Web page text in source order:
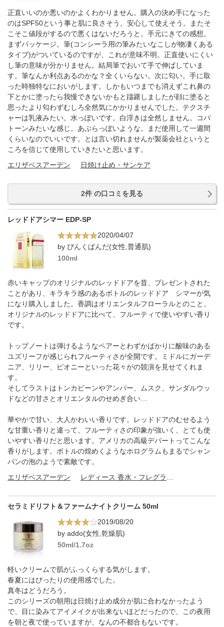
正直いいのか悪いのかよくわかりません。購入の決め手になった
のはSPF50という事と肌に良さそう。安心して使えそう。またそ
こそこ値段がするので悪くはないだろうと。手元にきての感想。
まずパッケージ。筆(コンシーラ用の筆みたいなこしが物凄くある
タイプ)がついているのですが、これが意味不明。正直使いにくい
し筆の意味が分かりません。結局筆でおいて手で伸ばしていま
す。筆なんか利点あるのかな？全くいらない。次に匂い。手に取
った時独特なにおいがします。しかもいつまでも消えずこれ鼻の
下とかに塗ったら我慢できないかもと躊躇しましたが顔に塗ると
思ったより匂わずむしろ全然気にかかりませんでした。テクスチ
ャーは乳液みたい。水っぽいです。白浮きは全然しません。コパ
トーンみたいな感じ。あぶらっぽいような。まだ使用して一週間
くらいなのでいいです。とは言い切れませんが製薬会社というと
ころを信じて使用していきたいと思います。
エリザベスアーデン
日焼け止め・サンケア
2件 の口コミを見る
レッドドアシマー EDP-SP
2020/04/07
by ぴんくぱんだ(女性,普通肌)
100ml
赤いキャップのオリジナルのレッドドアを昔、プレゼントされた
ことがあり、キラキラ感のあるボトルのレッドドア シマーが気
になり購入しました。香調はオリエンタルフローラルとのこと。
オリジナルのレッドドアに比べて、フルーティで使いやすい香り
です。
トップノートは弾けるようなペアーとわずかばかりに酸味のある
ユズリーフが感じられフルーティさが全開です。ミドルにガーデ
ニア、リリー、ピオニーといった花々がの競演を見せてくれま
す。
そしてラストはトンカビーンやアンバー、ムスク、サンダルウッ
ドなどの甘さとオリエンタルのせめぎ合い…
華やかで甘い、大人かわいい香りです。レッドドアのむせるよう
な甘重い香りと違って、フルーティさの印象が強いく、とても使
いやすい香りだと思います。アメリカの高級デパートってこんな
香りがします。ボトルの煌めくようなホログラムもまるでシャン
パンの泡のようで素敵です。
エリザベスアーデン
セラミドリフト＆ファームナイトクリーム 50ml
2019/08/20
by addo(女性,乾燥肌)
50ml/1.7oz
軽いクリームで肌がふっくらする気がします。
春夏にはぴったりの使用感でした。
真冬はどうだろう。
このシリーズの朝用は日焼け止め成分が肌に合わなかったよう
で、目に染みてアイメイクが出来ないほどだったので、この夜用
を朝と夜で使っていますが、なんの不都合もないです。